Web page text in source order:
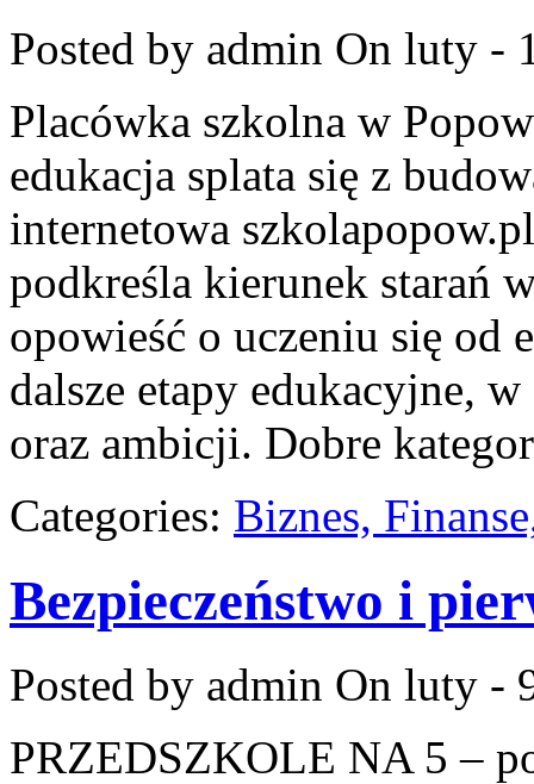
Posted by admin On luty -
Placówka szkolna w
edukacja splata się z
internetowa
podkreśla kierunek starań
opowieść o uczeniu się od
dalsze etapy edukacyjne,
oraz ambicji. Dobre
Categories: Biznes,
Bezpieczeństwo i
Posted by admin On luty -
PRZEDSZKOLE NA 5 –